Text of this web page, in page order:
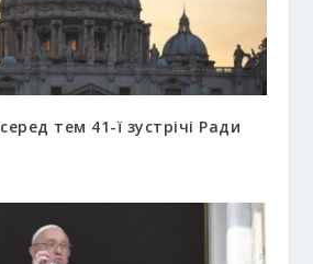
тем 41-ї зустрічі Ради